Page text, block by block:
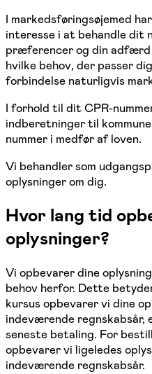
I markedsføringsøjemed
interesse i at behandle dit
præferencer og din
hvilke behov, der passer
forbindelse naturligvis
I forhold til dit CPR-
indberetninger til
nummer i medfør af loven.
Vi behandler som
oplysninger om dig.
Hvor lang tid
oplysninger?
Vi opbevarer dine
behov herfor. Dette
kursus opbevarer vi dine
indeværende
seneste betaling. For
opbevarer vi ligeledes
indeværende regnskabsår.